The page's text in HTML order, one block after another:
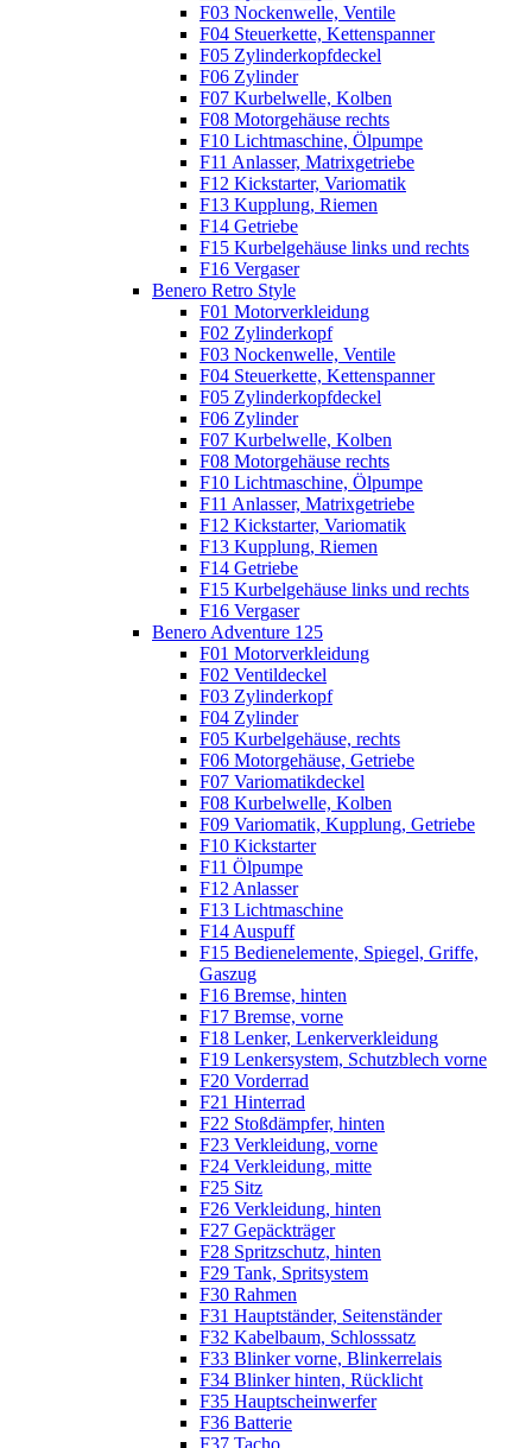
F03 Nockenwelle, Ventile
F04 Steuerkette, Kettenspanner
F05 Zylinderkopfdeckel
F06 Zylinder
F07 Kurbelwelle, Kolben
F08 Motorgehäuse rechts
F10 Lichtmaschine, Ölpumpe
F11 Anlasser, Matrixgetriebe
F12 Kickstarter, Variomatik
F13 Kupplung, Riemen
F14 Getriebe
F15 Kurbelgehäuse links und rechts
F16 Vergaser
Benero Retro Style
F01 Motorverkleidung
F02 Zylinderkopf
F03 Nockenwelle, Ventile
F04 Steuerkette, Kettenspanner
F05 Zylinderkopfdeckel
F06 Zylinder
F07 Kurbelwelle, Kolben
F08 Motorgehäuse rechts
F10 Lichtmaschine, Ölpumpe
F11 Anlasser, Matrixgetriebe
F12 Kickstarter, Variomatik
F13 Kupplung, Riemen
F14 Getriebe
F15 Kurbelgehäuse links und rechts
F16 Vergaser
Benero Adventure 125
F01 Motorverkleidung
F02 Ventildeckel
F03 Zylinderkopf
F04 Zylinder
F05 Kurbelgehäuse, rechts
F06 Motorgehäuse, Getriebe
F07 Variomatikdeckel
F08 Kurbelwelle, Kolben
F09 Variomatik, Kupplung, Getriebe
F10 Kickstarter
F11 Ölpumpe
F12 Anlasser
F13 Lichtmaschine
F14 Auspuff
F15 Bedienelemente, Spiegel, Griffe,
Gaszug
F16 Bremse, hinten
F17 Bremse, vorne
F18 Lenker, Lenkerverkleidung
F19 Lenkersystem, Schutzblech vorne
F20 Vorderrad
F21 Hinterrad
F22 Stoßdämpfer, hinten
F23 Verkleidung, vorne
F24 Verkleidung, mitte
F25 Sitz
F26 Verkleidung, hinten
F27 Gepäckträger
F28 Spritzschutz, hinten
F29 Tank, Spritsystem
F30 Rahmen
F31 Hauptständer, Seitenständer
F32 Kabelbaum, Schlosssatz
F33 Blinker vorne, Blinkerrelais
F34 Blinker hinten, Rücklicht
F35 Hauptscheinwerfer
F36 Batterie
F37 Tacho